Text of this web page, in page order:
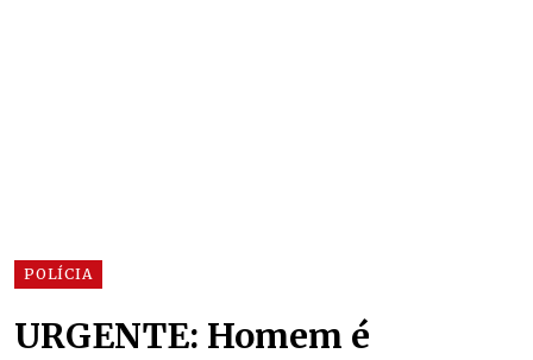
POLÍCIA
URGENTE: Homem é